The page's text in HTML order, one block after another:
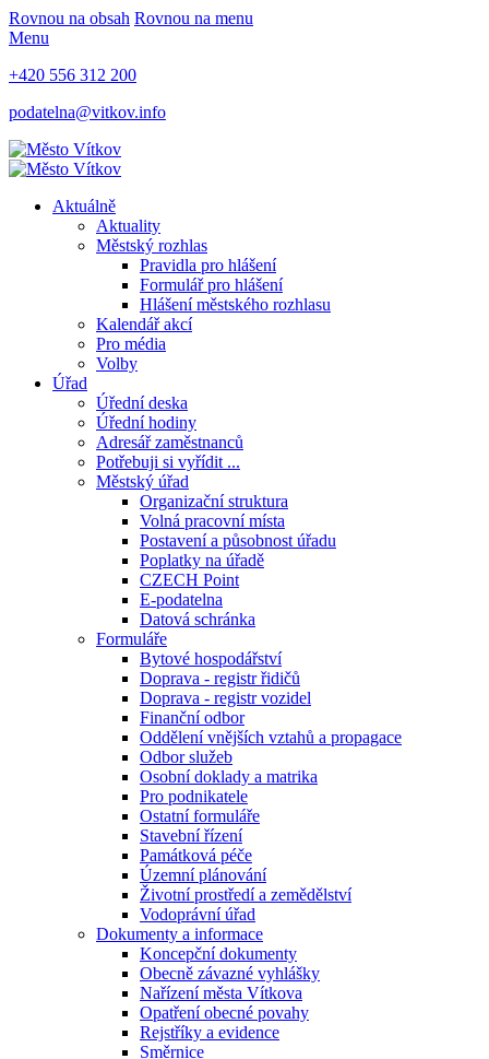
Rovnou na obsah Rovnou na menu
Menu
+420 556 312 200
podatelna@vitkov.info
Aktuálně
Aktuality
Městský rozhlas
Pravidla pro hlášení
Formulář pro hlášení
Hlášení městského rozhlasu
Kalendář akcí
Pro média
Volby
Úřad
Úřední deska
Úřední hodiny
Adresář zaměstnanců
Potřebuji si vyřídit ...
Městský úřad
Organizační struktura
Volná pracovní místa
Postavení a působnost úřadu
Poplatky na úřadě
CZECH Point
E-podatelna
Datová schránka
Formuláře
Bytové hospodářství
Doprava - registr řidičů
Doprava - registr vozidel
Finanční odbor
Oddělení vnějších vztahů a propagace
Odbor služeb
Osobní doklady a matrika
Pro podnikatele
Ostatní formuláře
Stavební řízení
Památková péče
Územní plánování
Životní prostředí a zemědělství
Vodoprávní úřad
Dokumenty a informace
Koncepční dokumenty
Obecně závazné vyhlášky
Nařízení města Vítkova
Opatření obecné povahy
Rejstříky a evidence
Směrnice